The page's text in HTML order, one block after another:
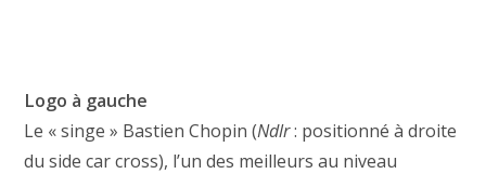
Logo à gauche
Le « singe » Bastien Chopin (Ndlr: positionné à droite
du side car cross), l’un des meilleurs au niveau